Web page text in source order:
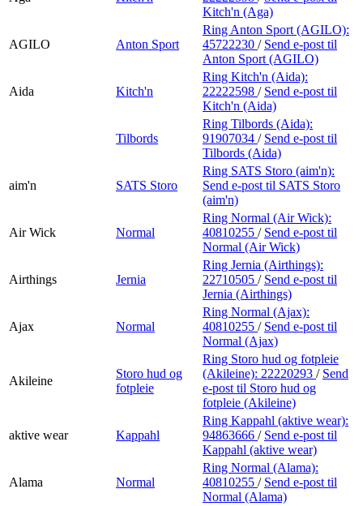
Kitch'n (Aga)
AGILO Anton Sport
Ring Anton Sport (AGILO):
45722230 / Send e-post til
Anton Sport (AGILO)
Aida Kitch'n
Ring Kitch'n (Aida):
22222598 / Send e-post til
Kitch'n (Aida)
Tilbords
Ring Tilbords (Aida):
91907034 / Send e-post til
Tilbords (Aida)
aim'n SATS Storo
Ring SATS Storo (aim'n):
Send e-post til SATS Storo
(aim'n)
Air Wick Normal
Ring Normal (Air Wick):
40810255 / Send e-post til
Normal (Air Wick)
Airthings Jernia
Ring Jernia (Airthings):
22710505 / Send e-post til
Jernia (Airthings)
Ajax Normal
Ring Normal (Ajax):
40810255 / Send e-post til
Normal (Ajax)
Akileine
Storo hud og
fotpleie
Ring Storo hud og fotpleie
(Akileine): 22220293 / Send
e-post til Storo hud og
fotpleie (Akileine)
aktive wear Kappahl
Ring Kappahl (aktive wear):
94863666 / Send e-post til
Kappahl (aktive wear)
Alama Normal
Ring Normal (Alama):
40810255 / Send e-post til
Normal (Alama)